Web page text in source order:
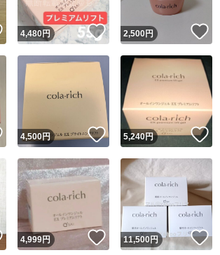
安心取引出品者 Yahoo!フリマの基準をク
取引実績
取引実績◯+ このユーザーはYahoo!
他フリマ実績◯+ このユーザーは他フリマ
スピード&安心発送
※このバッジは実績に基づく表示であり、発送を保証して
スピード＆安心発送
このユーザーは高頻度で
ます
商品画像の無断転載は禁止されています
コピーは1商品につき1回
出品ページ
いいね！
4,480円 いいね！
2,500円
いいね！
4,500円 いいね！
5,240円
いいね！
4,999円 いいね！
11,500円